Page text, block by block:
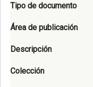
Tipo de documento
Área de publicación
Descripción
Colección